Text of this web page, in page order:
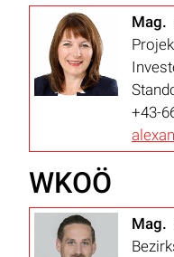
Mag.
+43-
WKOÖ
Mag.